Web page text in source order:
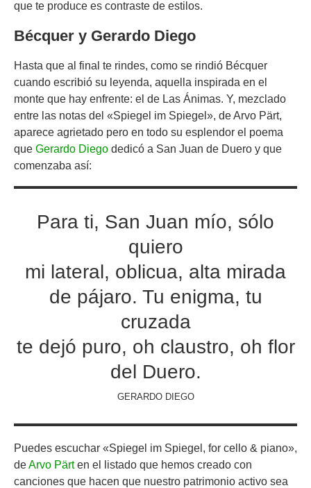
que te produce es contraste de estilos.
Bécquer y Gerardo Diego
Hasta que al final te rindes, como se rindió Bécquer
cuando escribió su leyenda, aquella inspirada en el
monte que hay enfrente: el de Las Ánimas. Y, mezclado
entre las notas del «Spiegel im Spiegel», de Arvo Pärt,
aparece agrietado pero en todo su esplendor el poema
que Gerardo Diego dedicó a San Juan de Duero y que
comenzaba así:
Para ti, San Juan mío, sólo
quiero
mi lateral, oblicua, alta mirada
de pájaro. Tu enigma, tu
cruzada
te dejó puro, oh claustro, oh flor
del Duero.
GERARDO DIEGO
Puedes escuchar «Spiegel im Spiegel, for cello & piano»,
deArvo Pärten el listado que hemos creado con
canciones que hacen que nuestro patrimonio activo sea